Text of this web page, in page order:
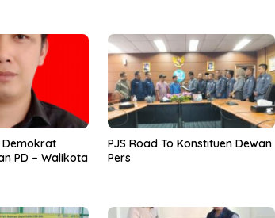
Demokrat
PD – Walikota
PJS Road To Konstituen Dewan
Pers